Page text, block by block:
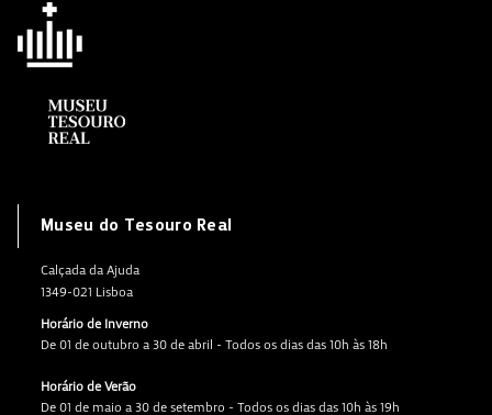
Museu do Tesouro Real
Calçada da Ajuda
1349-021 Lisboa
Horário de Inverno
De 01 de outubro a 30 de abril - Todos os dias das 10h às 18h
Horário de Verão
De 01 de maio a 30 de setembro - Todos os dias das 10h às 19h